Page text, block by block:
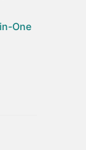
One